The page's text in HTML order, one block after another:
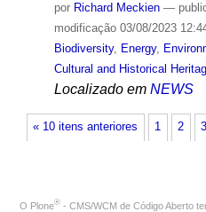
por Richard Meckien —
modificação03/08/2023
Biodiversity, Energy,
Cultural and Historical
Localizado em NEWS
« 10 itens anteriores 1 2 3
O Plone® - CMS/WCM de Código Aberto